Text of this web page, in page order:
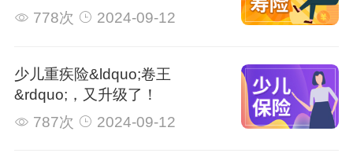
778次
2024-09-12
少儿重疾险&ldquo;卷王
&rdquo;，又升级了！
787次
2024-09-12